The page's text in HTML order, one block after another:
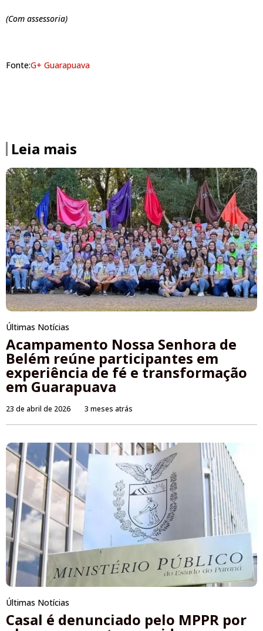
(Com assessoria)
Fonte:G+ Guarapuava
Leia mais
Últimas Notícias
Acampamento Nossa Senhora de
Belém reúne participantes em
experiência de fé e transformação
em Guarapuava
23 de abril de 2026 3 meses atrás
Últimas Notícias
Casal é denunciado pelo MPPR por